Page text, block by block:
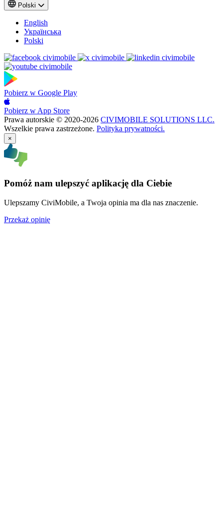
Polski
English
Українська
Polski
Pobierz w Google Play
Pobierz w App Store
Prawa autorskie © 2020-2026 CIVIMOBILE SOLUTIONS LLC.
Wszelkie prawa zastrzeżone. Polityka prywatności.
×
Pomóż nam ulepszyć aplikację dla Ciebie
Ulepszamy CiviMobile, a Twoja opinia ma dla nas znaczenie.
Przekaż opinię